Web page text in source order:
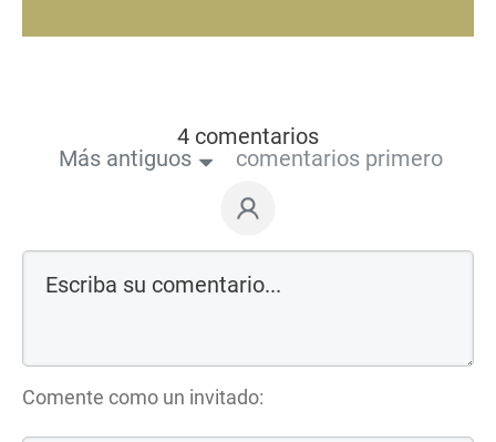
4 comentarios
Más antiguos
comentarios primero
Comente como un invitado: